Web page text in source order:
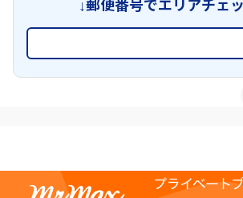
↓郵便番号でエリアチェ